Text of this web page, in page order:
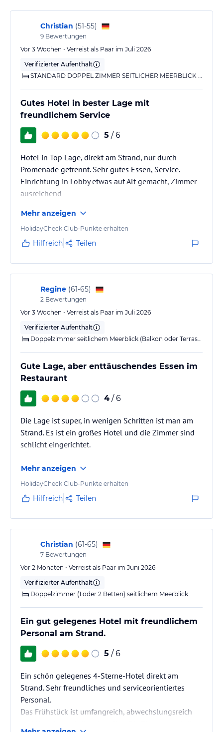
Das Hotel bietet seinen Gästen ein klimatisiertes
Innenschwimmbad, Jacuzzi, Sauna, Türkisches Bad, Fitnessraum,
Hier finden Sie unser Angebot an Massagen und Behandlungen
zum Download
Sonstige Einrichtungen und Services
Junior Suites und 12 Superior-Doppelzimmer.
Restaurant, Snack Bar, Swimming Pool, Lobby Bar, Konferenz- und
Versammlungssäle, Parkplatz mit 217 Plätzen, großer Swimming
Pool im Freien für Erwachsene und für Kinder, weiträumige
Sonnenterrasse, Strand mit direktem Zugang vom Hotel und vom
Spa & Fitness Centre.
24-Stunden-Rezeption, Presse, Gepäckaufbewahrung, Hotelpage,
Zimmerservice, Wäschereiservice und Vermietung von Fahrrädern,
Autos und Motorrädern.
lies vor der Buchung die verbindlichen
jeweiligen Veranstalters.
Christian (51-55)
9 Bewertungen
Vor 3 Wochen • Verreist als Paar im Juli 2026
Verifizierter Aufenthalt
Gutes Hotel in bester Lage mit
freundlichem Service
5 / 6
Hotel in Top Lage, direkt am Strand, nur durch
Promenade getrennt. Sehr gutes Essen, Service.
Einrichtung in Lobby etwas auf Alt gemacht, Zimmer
ausreichend
Mehr anzeigen
HolidayCheck Club-Punkte erhalten
Hilfreich Teilen
Regine (61-65)
2 Bewertungen
Vor 3 Wochen • Verreist als Paar im Juli 2026
Verifizierter Aufenthalt
Gute Lage, aber enttäuschendes Essen im
Restaurant
4 / 6
Die Lage ist super, in wenigen Schritten ist man am
Strand. Es ist ein großes Hotel und die Zimmer sind
schlicht eingerichtet.
Mehr anzeigen
HolidayCheck Club-Punkte erhalten
Hilfreich Teilen
Christian (61-65)
7 Bewertungen
Vor 2 Monaten • Verreist als Paar im Juni 2026
Verifizierter Aufenthalt
Doppelzimmer (1 oder 2 Betten) seitlichem Meerblick
Ein gut gelegenes Hotel mit freundlichem
Personal am Strand.
5 / 6
Ein schön gelegenes 4-Sterne-Hotel direkt am
Strand. Sehr freundliches und serviceorientiertes
Personal.
Das Frühstück ist umfangreich, abwechslungsreich